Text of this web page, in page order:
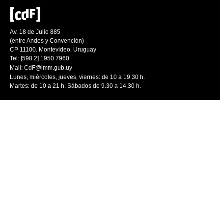
Av. 18 de Julio 885
(entre Andes y Convención)
CP 11100. Montevideo. Uruguay
Tel: [598 2] 1950 7960
Mail: CdF@imm.gub.uy
Lunes, miércoles, jueves, viernes: de 10 a 19.30 h.
Martes: de 10 a 21 h. Sábados de 9.30 a 14.30 h.